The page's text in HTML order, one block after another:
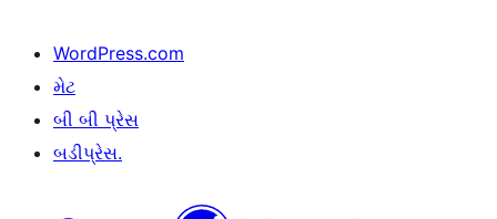
WordPress.com
મેટ
બી બી પ્રેસ
બડીપ્રેસ.